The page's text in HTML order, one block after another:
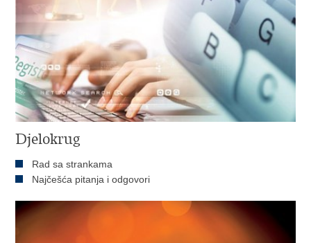
Djelokrug
Rad sa strankama
Najčešća pitanja i odgovori